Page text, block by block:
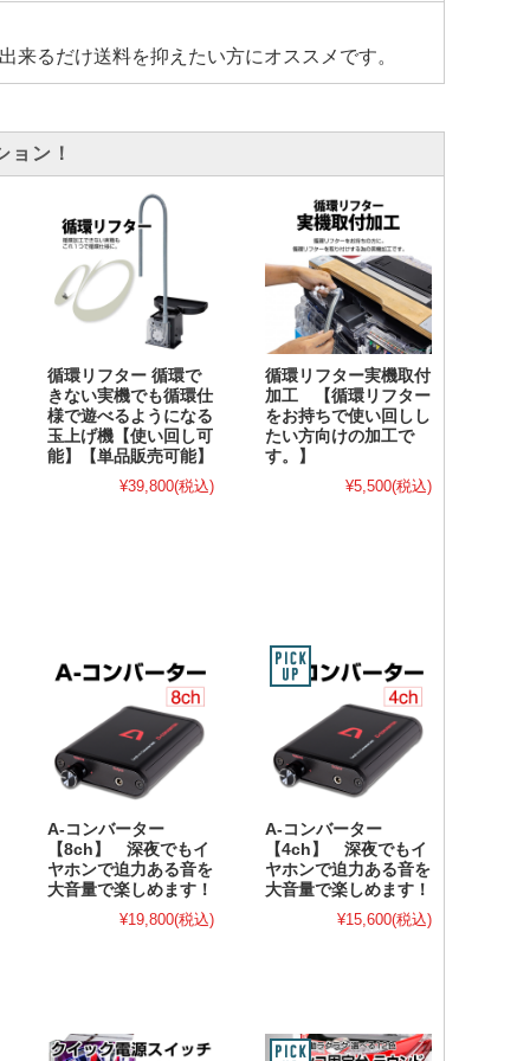
るだけ送料を抑えたい方にオススメです。
ョン！
循環リフター 循環で
きない実機でも循環仕
様で遊べるようになる
玉上げ機【使い回し可
能】【単品販売可能】
¥39,800(税込)
循環リフター実機取付
加工 【循環リフター
をお持ちで使い回しし
たい方向けの加工で
す。】
¥5,500(税込)
A-コンバーター
【8ch】 深夜でもイ
ヤホンで迫力ある音を
大音量で楽しめます！
¥19,800(税込)
A-コンバーター
【4ch】 深夜でもイ
ヤホンで迫力ある音を
大音量で楽しめます！
¥15,600(税込)